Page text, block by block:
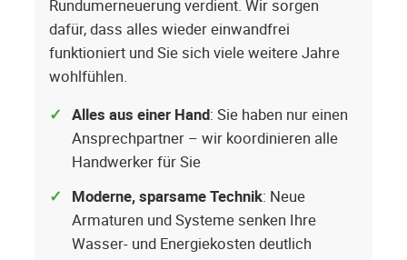
Rundumerneuerung verdient. Wir sorgen
dafür, dass alles wieder einwandfrei
funktioniert und Sie sich viele weitere Jahre
wohlfühlen.
Alles aus einer Hand: Sie haben nur einen
Ansprechpartner – wir koordinieren alle
Handwerker für Sie
Moderne, sparsame Technik: Neue
Armaturen und Systeme senken Ihre
Wasser- und Energiekosten deutlich